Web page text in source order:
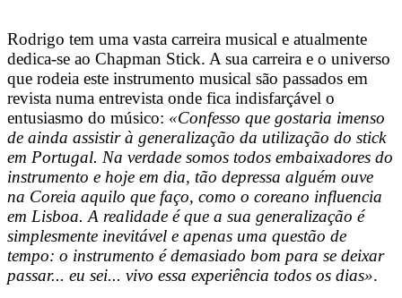
Rodrigo tem uma vasta carreira musical e atualmente
dedica-se ao Chapman Stick. A sua carreira e o universo
que rodeia este instrumento musical são passados em
revista numa entrevista onde fica indisfarçável o
entusiasmo do músico: «Confesso que gostaria imenso
de ainda assistir à generalização da utilização do stick
em Portugal. Na verdade somos todos embaixadores do
instrumento e hoje em dia, tão depressa alguém ouve
na Coreia aquilo que faço, como o coreano influencia
em Lisboa. A realidade é que a sua generalização é
simplesmente inevitável e apenas uma questão de
tempo: o instrumento é demasiado bom para se deixar
passar... eu sei... vivo essa experiência todos os dias».